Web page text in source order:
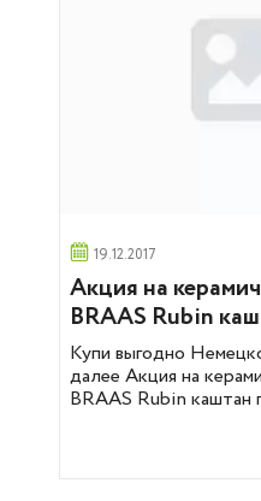
19.12.2017
Акция на
BRAAS Rubin
Купи выгодно
далее Акция на
BRAAS Rubin каштан